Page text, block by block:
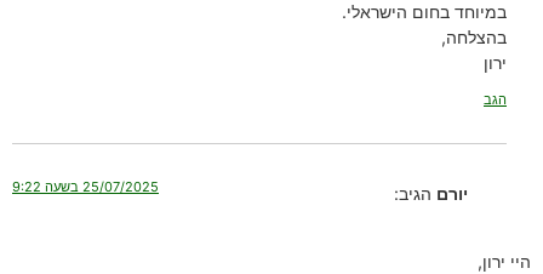
במיוחד בחום הישראלי.
בהצלחה,
ירון
הגב
יורם הגיב: 25/07/2025 בשעה 9:22
היי ירון,